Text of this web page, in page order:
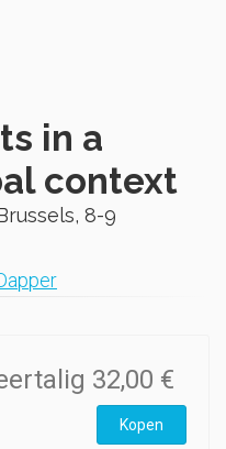
in a
context
8-9
32,00 €
Kopen